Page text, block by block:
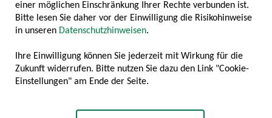
einer möglichen Einschränkung Ihrer Rechte verbunden ist.
Bitte lesen Sie daher vor der Einwilligung die Risikohinweise
in unseren Datenschutzhinweisen.
Ihre Einwilligung können Sie jederzeit mit Wirkung für die
Zukunft widerrufen. Bitte nutzen Sie dazu den Link "Cookie-
Einstellungen" am Ende der Seite.
8725